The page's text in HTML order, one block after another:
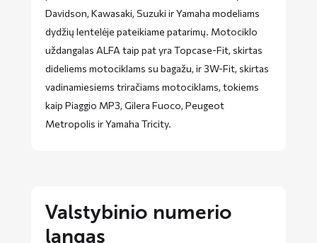
Davidson, Kawasaki, Suzuki ir Yamaha modeliams
dydžių lentelėje pateikiame patarimų. Motociklo
uždangalas ALFA taip pat yra Topcase-Fit, skirtas
dideliems motociklams su bagažu, ir 3W-Fit, skirtas
vadinamiesiems triračiams motociklams, tokiems
kaip Piaggio MP3, Gilera Fuoco, Peugeot
Metropolis ir Yamaha Tricity.
Valstybinio numerio
langas